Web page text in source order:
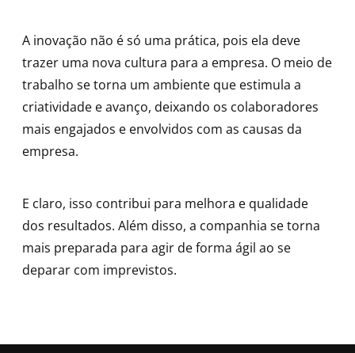
A inovação não é só uma prática, pois ela deve
trazer uma nova cultura para a empresa. O meio de
trabalho se torna um ambiente que estimula a
criatividade e avanço, deixando os colaboradores
mais engajados e envolvidos com as causas da
empresa.
E claro, isso contribui para melhora e qualidade
dos resultados. Além disso, a companhia se torna
mais preparada para agir de forma ágil ao se
deparar com imprevistos.